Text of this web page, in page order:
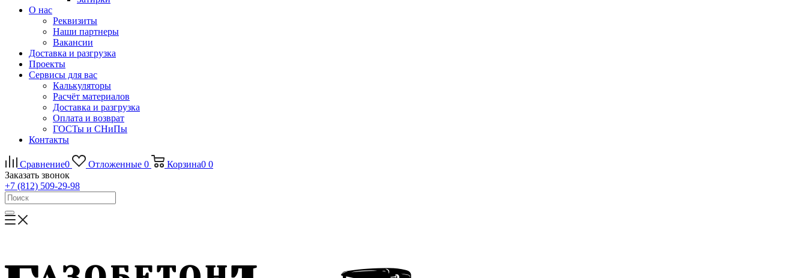
О нас
Реквизиты
Наши партнеры
Вакансии
Доставка и разгрузка
Проекты
Сервисы для вас
Калькуляторы
Расчёт материалов
Доставка и разгрузка
Оплата и возврат
ГОСТы и СНиПы
Контакты
Сравнение0 Отложенные 0 Корзина0 0
Заказать звонок
+7 (812) 509-29-98